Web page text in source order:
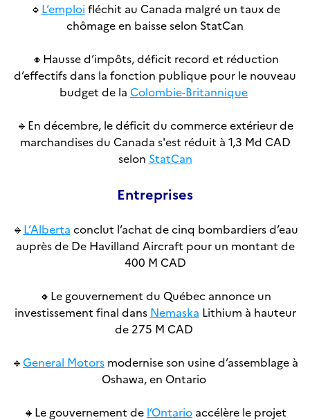
🔹 L’emploi fléchit au Canada malgré un taux de
chômage en baisse selon StatCan
🔸 Hausse d’impôts, déficit record et réduction
d’effectifs dans la fonction publique pour le nouveau
budget de la Colombie-Britannique
🔹 En décembre, le déficit du commerce extérieur de
marchandises du Canada s'est réduit à 1,3 Md CAD
selon StatCan
Entreprises
🔹 L’Alberta conclut l’achat de cinq bombardiers d’eau
auprès de De Havilland Aircraft pour un montant de
400 M CAD
🔸 Le gouvernement du Québec annonce un
investissement final dans Nemaska Lithium à hauteur
de 275 M CAD
🔹General Motors modernise son usine d’assemblage à
Oshawa, en Ontario
🔸 Le gouvernement de l’Ontario accélère le projet